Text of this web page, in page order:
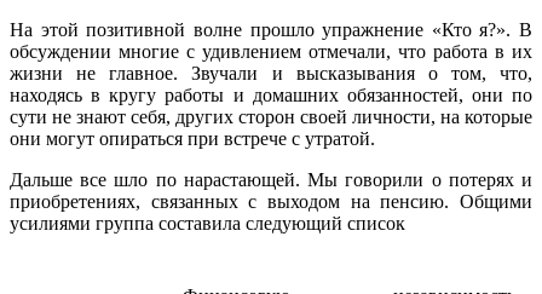
На этой позитивной волне прошло упражнение «Кто я?». В
обсуждении многие с удивлением отмечали, что работа в их
жизни не главное. Звучали и высказывания о том, что,
находясь в кругу работы и домашних обязанностей, они по
сути не знают себя, других сторон своей личности, на которые
они могут опираться при встрече с утратой.
Дальше все шло по нарастающей. Мы говорили о потерях и
приобретениях, связанных с выходом на пенсию. Общими
усилиями группа составила следующий список